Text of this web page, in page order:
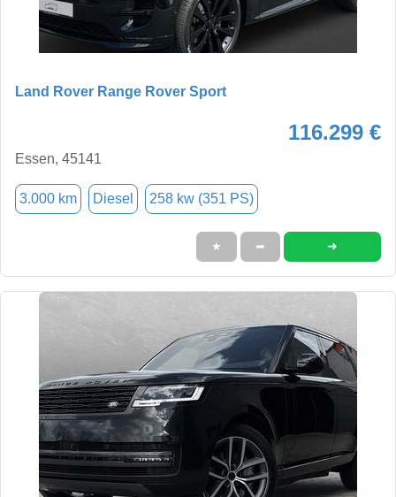
Land Rover Range Rover Sport
116.299 €
Essen, 45141
3.000 km Diesel 258 kw (351 PS)
★ ➦ ➜